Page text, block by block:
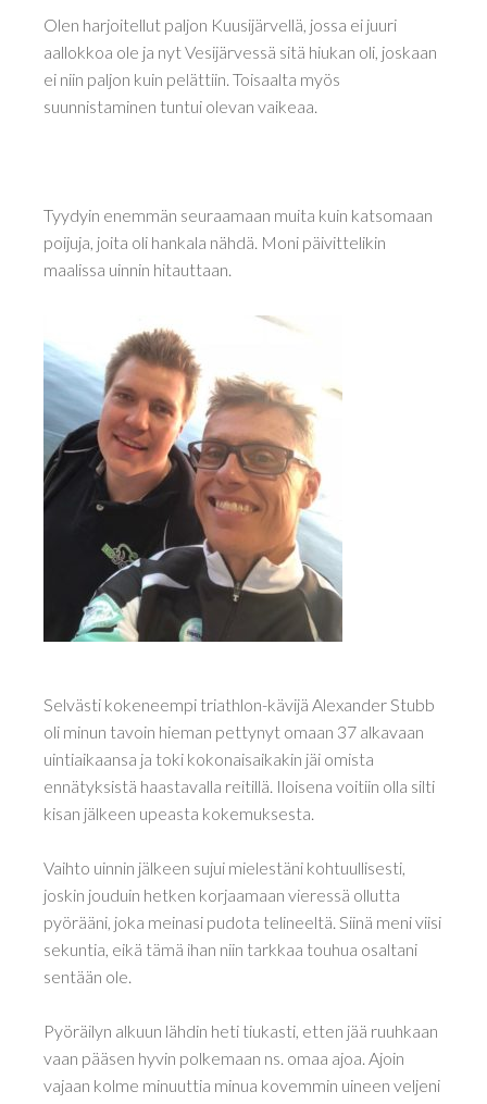
Olen harjoitellut paljon Kuusijärvellä, jossa ei juuri
aallokkoa ole ja nyt Vesijärvessä sitä hiukan oli, joskaan
ei niin paljon kuin pelättiin. Toisaalta myös
suunnistaminen tuntui olevan vaikeaa.
Tyydyin enemmän seuraamaan muita kuin katsomaan
poijuja, joita oli hankala nähdä. Moni päivittelikin
maalissa uinnin hitauttaan.
Selvästi kokeneempi triathlon-kävijä Alexander Stubb
oli minun tavoin hieman pettynyt omaan 37 alkavaan
uintiaikaansa ja toki kokonaisaikakin jäi omista
ennätyksistä haastavalla reitillä. Iloisena voitiin olla silti
kisan jälkeen upeasta kokemuksesta.
Vaihto uinnin jälkeen sujui mielestäni kohtuullisesti,
joskin jouduin hetken korjaamaan vieressä ollutta
pyörääni, joka meinasi pudota telineeltä. Siinä meni viisi
sekuntia, eikä tämä ihan niin tarkkaa touhua osaltani
sentään ole.
Pyöräilyn alkuun lähdin heti tiukasti, etten jää ruuhkaan
vaan pääsen hyvin polkemaan ns. omaa ajoa. Ajoin
vajaan kolme minuuttia minua kovemmin uineen veljeni